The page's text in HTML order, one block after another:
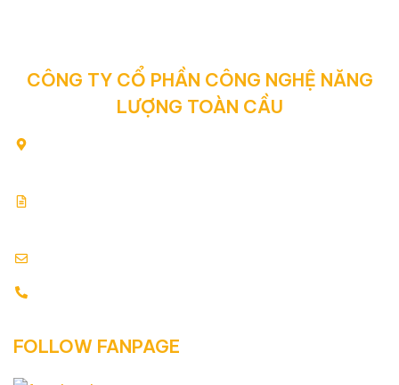
CÔNG TY CỔ PHẦN CÔNG NGHỆ NĂNG
LƯỢNG TOÀN CẦU
FOLLOW FANPAGE